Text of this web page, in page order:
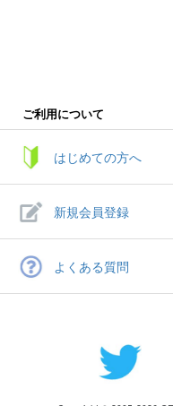
ご利用について
はじめての方へ
新規会員登録
よくある質問